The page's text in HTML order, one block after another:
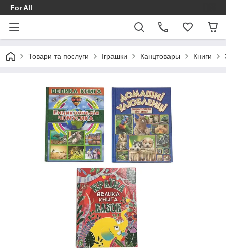
For All
Товари та послуги Іграшки Канцтовары Книги